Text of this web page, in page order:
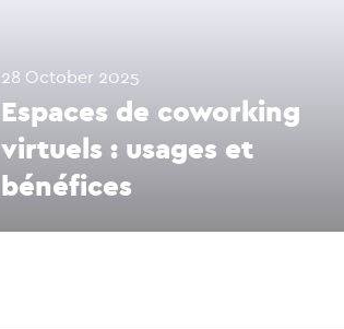
28 October 2025
Espaces de coworking
virtuels : usages et
bénéfices